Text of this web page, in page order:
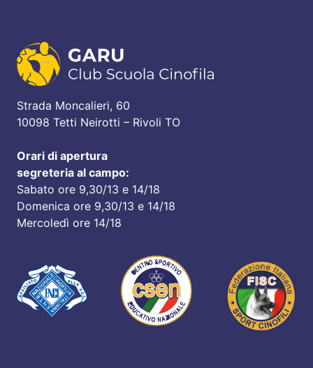
Strada Moncalieri, 60
10098 Tetti Neirotti – Rivoli TO
Orari di apertura
segreteria al campo:
Sabato ore 9,30/13 e 14/18
Domenica ore 9,30/13 e 14/18
Mercoledì ore 14/18